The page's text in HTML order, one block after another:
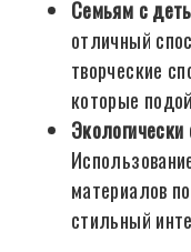
Семьям с
отличный
творческие
которые
материалов
стильный